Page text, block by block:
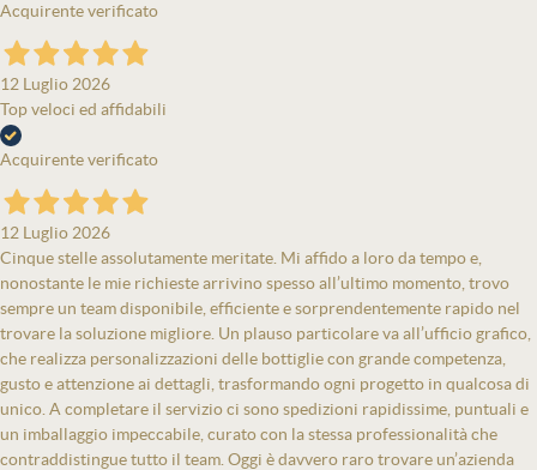
Acquirente verificato
12 Luglio 2026
Top veloci ed affidabili
Acquirente verificato
12 Luglio 2026
Cinque stelle assolutamente meritate. Mi affido a loro da tempo e,
nonostante le mie richieste arrivino spesso all’ultimo momento, trovo
sempre un team disponibile, efficiente e sorprendentemente rapido nel
trovare la soluzione migliore. Un plauso particolare va all’ufficio grafico,
che realizza personalizzazioni delle bottiglie con grande competenza,
gusto e attenzione ai dettagli, trasformando ogni progetto in qualcosa di
unico. A completare il servizio ci sono spedizioni rapidissime, puntuali e
un imballaggio impeccabile, curato con la stessa professionalità che
contraddistingue tutto il team. Oggi è davvero raro trovare un’azienda